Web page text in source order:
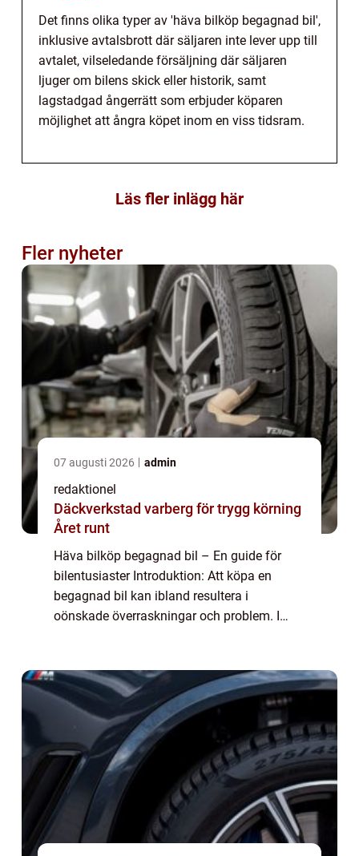
Det finns olika typer av 'häva bilköp begagnad bil',
inklusive avtalsbrott där säljaren inte lever upp till
avtalet, vilseledande försäljning där säljaren
ljuger om bilens skick eller historik, samt
lagstadgad ångerrätt som erbjuder köparen
möjlighet att ångra köpet inom en viss tidsram.
Läs fler inlägg här
Fler nyheter
07 augusti 2026 admin
redaktionel
Däckverkstad varberg för trygg körning
Året runt
Häva bilköp begagnad bil – En guide för
bilentusiaster Introduktion: Att köpa en
begagnad bil kan ibland resultera i
oönskade överraskningar och problem. I